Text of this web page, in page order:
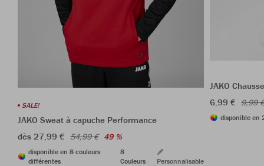
SALE!
JAKO Sweat à capuche Performance
dès 27,99 € 54,99 € 49 %
disponible en 8 couleurs
différentes
8
Couleurs
Personnalisable
JAKO
6,99 € 9,99
disponible en